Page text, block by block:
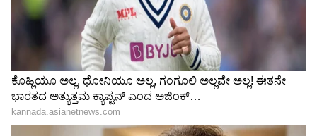
ಹೆಡ್‌ಲೈನ್ ಇರುವ ಆರ್ಟಿಕಲ್ ಜತೆಗೆ ಇಂದಿನ ಫೋಟೋ
ಶೇರ್‌ ಮಾಡಿ, ಒಳ್ಳೆಯ ತಿರುಗೇಟು ಎಂದು
ಬರೆದುಕೊಂಡಿದ್ದಾರೆ.